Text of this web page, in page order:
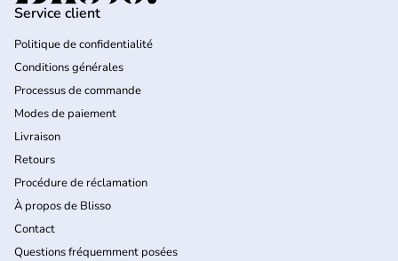
EAN 3600531400309
Finish / Effet Brillant
Service client
Politique de confidentialité
Conditions générales
Processus de commande
Modes de paiement
Livraison
Retours
Procédure de réclamation
À propos de Blisso
Contact
Questions fréquemment posées